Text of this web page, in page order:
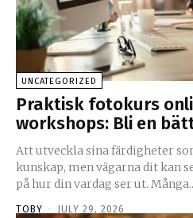
UNCATEGORIZED
Praktisk fotokurs
workshops: Bli en
Att utveckla sina färdigheter
kunskap, men vägarna dit kan
på hur din vardag ser ut.
TOBY - JULY 29, 2026